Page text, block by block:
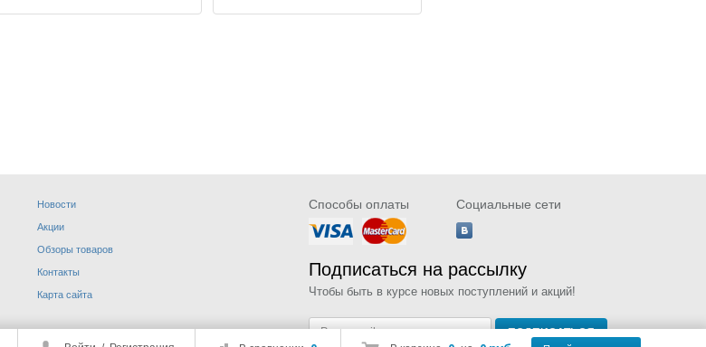
ДОП. ОБОРУДОВАНИЕ
Новости
Акции
Обзоры товаров
Контакты
Карта сайта
Способы оплаты Социальные сети
Подписаться на рассылку
Чтобы быть в курсе новых поступлений и акций!